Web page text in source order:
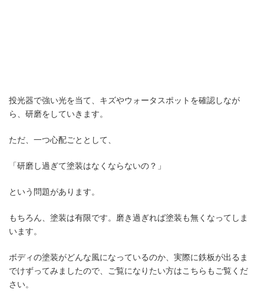
投光器で強い光を当て、キズやウォータスポットを確認しなが
ら、研磨をしていきます。
ただ、一つ心配ごととして、
「研磨し過ぎて塗装はなくならないの？」
という問題があります。
もちろん、塗装は有限です。磨き過ぎれば塗装も無くなってしま
います。
ボディの塗装がどんな風になっているのか、実際に鉄板が出るま
でけずってみましたので、ご覧になりたい方はこちらもご覧くだ
さい。